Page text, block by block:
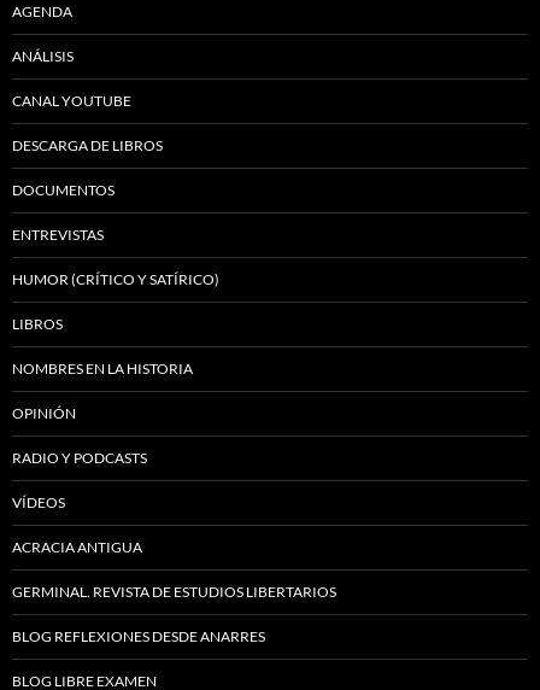
AGENDA
ANÁLISIS
CANAL YOUTUBE
DESCARGA DE LIBROS
DOCUMENTOS
ENTREVISTAS
HUMOR (CRÍTICO Y SATÍRICO)
LIBROS
NOMBRES EN LA HISTORIA
OPINIÓN
RADIO Y PODCASTS
VÍDEOS
ACRACIA ANTIGUA
GERMINAL. REVISTA DE ESTUDIOS LIBERTARIOS
BLOG REFLEXIONES DESDE ANARRES
BLOG LIBRE EXAMEN